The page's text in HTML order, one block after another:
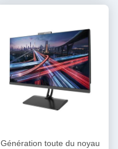
Génération toute du noyau